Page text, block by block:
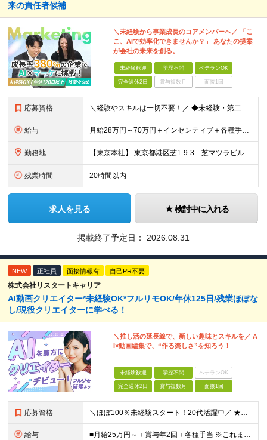
来の責任者候補
＼未経験から事業成長のコアメンバーへ／ 「こ
こ、AIで効率化できませんか？」 あなたの提案
が会社の未来を創る。
未経験歓迎 学歴不問 ベテランOK
完全週休2日 賞与複数月 面接1回
応募資格 ＼経験やスキルは一切不要！／ ◆未経験・第二新卒歓迎 ※学歴不問 ～こんな方を歓迎します～ ◇新しいことを学ぶのが好きな方 ◇AIやマーケティングに興味がある方 ◇自分で考えながら仕事を進めたい方
給与 月給28万円～70万円＋インセンティブ＋各種手当 ※経験・スキルに応じて決定します。 ※試用期間3～6ヶ月／給与と待遇変更なし ※45時間分の固定残業代（73,000円～）を含みます。超過分は全額支
勤務地 【東京本社】 東京都港区芝1-9-3 芝マツラビル4F (変更の範囲)上記を除く当社関連勤務地
残業時間 20時間以内
求人を見る 検討中に入れる
掲載終了予定日： 2026.08.31
NEW 正社員 面接情報有 自己PR不要
株式会社リスタートキャリア
AI動画クリエイター*未経験OK*フルリモOK/年休125日/残業ほぼな
し/現役クリエイターに学べる！
＼推し活の延長線で、新しい趣味とスキルを／ A
I×動画編集で、“作る楽しさ”を知ろう！
未経験歓迎 学歴不問 ベテランOK
完全週休2日 賞与複数月 面接1回
応募資格 ＼ほぼ100％未経験スタート！20代活躍中／ ★未経験OK ★学歴不問／第二新卒歓迎 ★35歳以下の方（若年層の長期キャリア形成を図るため） ＜こんな方は大歓迎！＞ ・YouTubeやTikTokな
給与 ■月給25万円～＋賞与年2回＋各種手当 ※これまでの経験・スキル・前職の給与を考慮して決定します ※上記には、固定残業代（月20時間分／32,500円～）が含まれます ＜研修期間（7ヶ月～最大10ヶ